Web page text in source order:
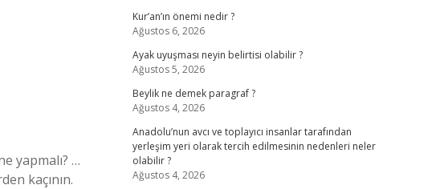
yapmalı? …
kaçının.
Kur’an’ın önemi nedir ?
Ağustos 6, 2026
Ayak uyuşması neyin belirtisi olabilir ?
Ağustos 5, 2026
Beylik ne demek paragraf ?
Ağustos 4, 2026
Anadolu’nun avcı ve toplayıcı insanlar tarafından
yerleşim yeri olarak tercih edilmesinin nedenleri neler
olabilir ?
Ağustos 4, 2026